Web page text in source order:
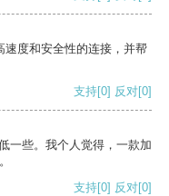
度和安全性的连接，并帮
支持[0] 反对[0]
一些。我个人觉得，一款加
支持[0] 反对[0]